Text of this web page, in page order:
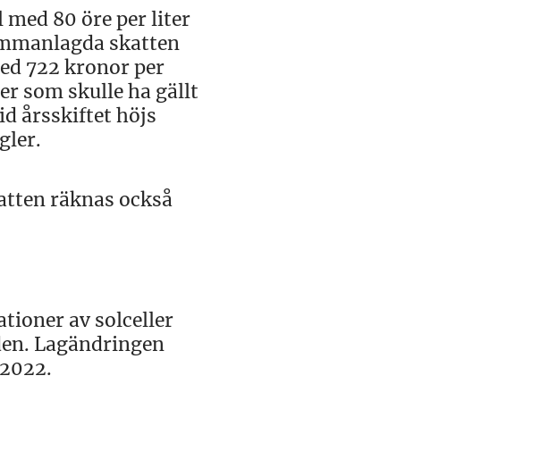
med 80 öre per liter
skatten
722 kronor per
som skulle ha gällt
årsskiftet höjs
räknas också
av solceller
Lagändringen